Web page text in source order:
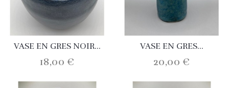
VASE EN GRES NOIR...
18,00 €
VASE EN GRES...
20,00 €